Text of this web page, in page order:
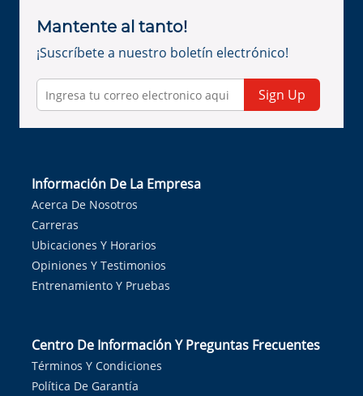
Mantente al tanto!
¡Suscríbete a nuestro boletín electrónico!
Sign Up
Información De La Empresa
Acerca De Nosotros
Carreras
Ubicaciones Y Horarios
Opiniones Y Testimonios
Entrenamiento Y Pruebas
Centro De Información Y Preguntas Frecuentes
Términos Y Condiciones
Política De Garantía